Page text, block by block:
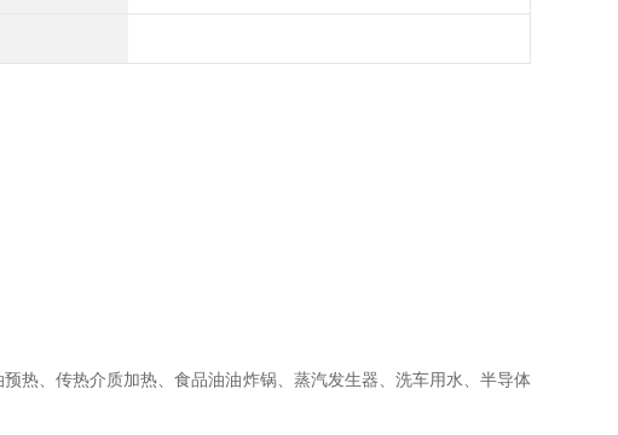
热、传热介质加热、食品油油炸锅、蒸汽发生器、洗车用水、半导体